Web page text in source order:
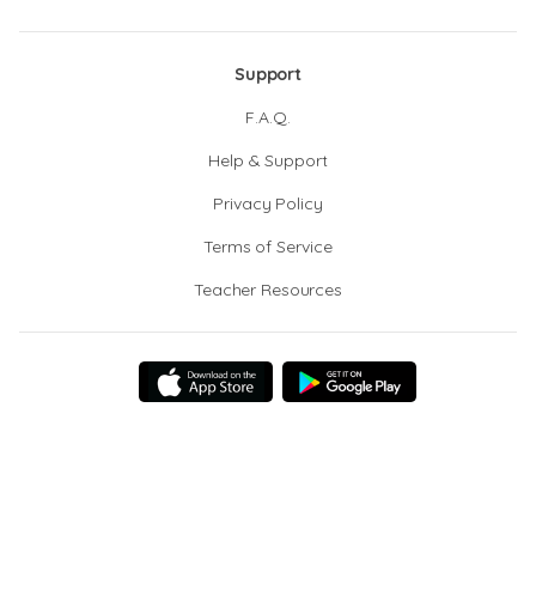
Support
F.A.Q.
Help & Support
Privacy Policy
Terms of Service
Teacher Resources